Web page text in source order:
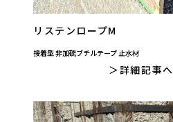
リステンロープM
接着型 非加硫ブチルテープ 止水材
詳細記事へ